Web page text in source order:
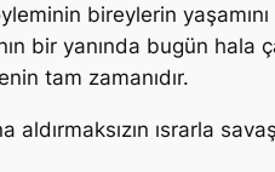
bireylerin
bir yanında bugün
tam zamanıdır.
aldırmaksızın ısrarla